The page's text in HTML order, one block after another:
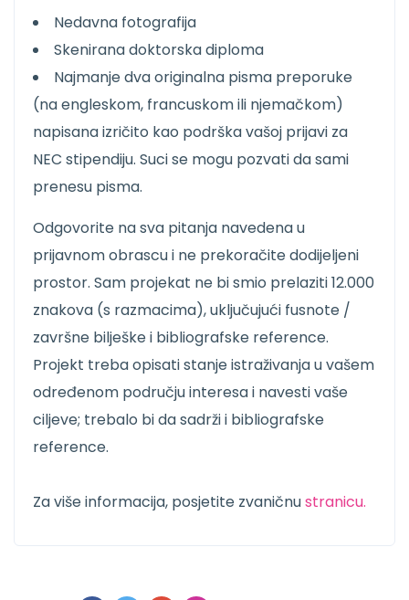
Nedavna fotografija
Skenirana doktorska diploma
Najmanje dva originalna pisma preporuke
(na engleskom, francuskom ili njemačkom)
napisana izričito kao podrška vašoj prijavi za
NEC stipendiju. Suci se mogu pozvati da sami
prenesu pisma.
Odgovorite na sva pitanja navedena u
prijavnom obrascu i ne prekoračite dodijeljeni
prostor. Sam projekat ne bi smio prelaziti 12.000
znakova (s razmacima), uključujući fusnote /
završne bilješke i bibliografske reference.
Projekt treba opisati stanje istraživanja u vašem
određenom području interesa i navesti vaše
ciljeve; trebalo bi da sadrži i bibliografske
reference.
Za više informacija, posjetite zvaničnustranicu.